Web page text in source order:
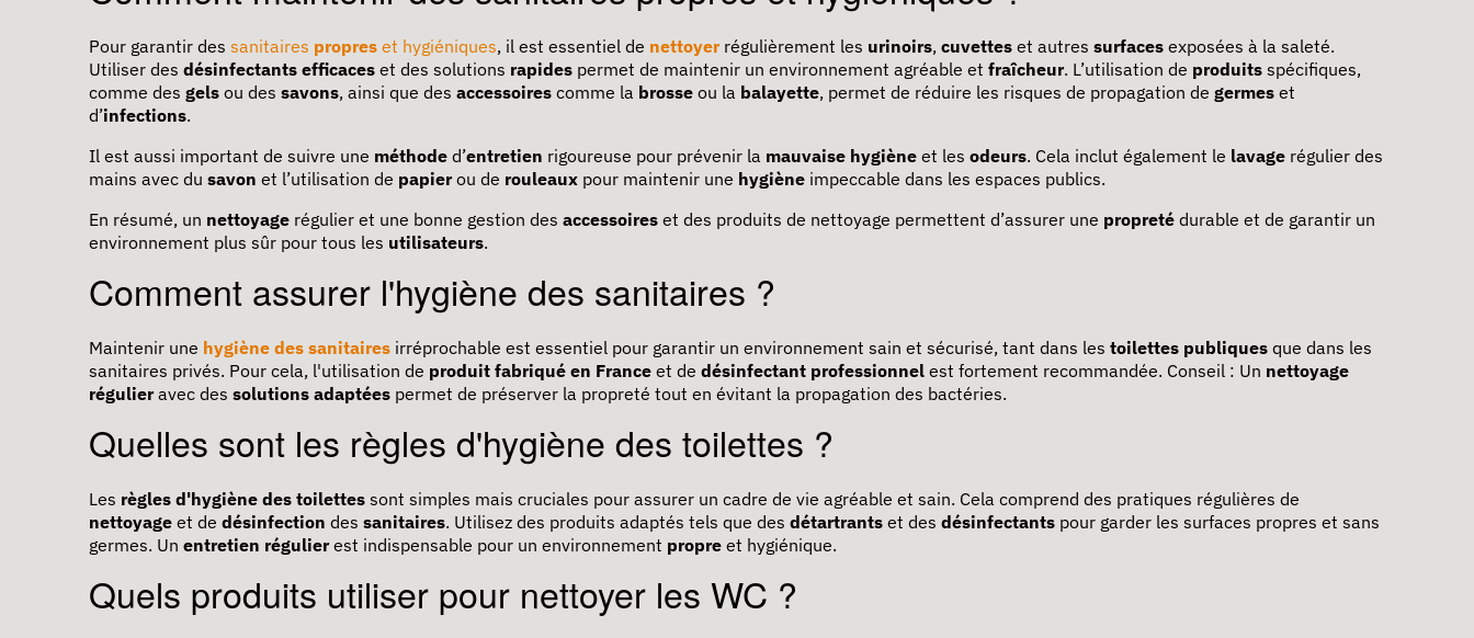
Pour garantir des sanitaires propres et hygiéniques, il est essentiel de nettoyerrégulièrement les urinoirs, cuvettes et autres surfaces exposées à la saleté.
Utiliser des désinfectants efficaces et des solutions rapides permet de maintenir un environnement agréable et fraîcheur. L’utilisation de produits spécifiques,
comme des gels ou des savons, ainsi que des accessoires comme la brosse ou la balayette, permet de réduire les risques de propagation de germes et
d’infections.
Il est aussi important de suivre une méthode d’entretien rigoureuse pour prévenir la mauvaise hygiène et les odeurs. Cela inclut également le lavage régulier des
mains avec du savon et l’utilisation de papierou de rouleaux pour maintenir une hygiène impeccable dans les espaces publics.
En résumé, un nettoyage régulier et une bonne gestion des accessoires et des produits de nettoyage permettent d’assurer une propreté durable et de garantir un
environnement plus sûr pour tous les utilisateurs.
Comment assurer l'hygiène des sanitaires ?
Maintenir une hygiène des sanitaires irréprochable est essentiel pour garantir un environnement sain et sécurisé, tant dans les toilettes publiques que dans les
sanitaires privés. Pour cela, l'utilisation de produit fabriqué en France et de désinfectant professionnel est fortement recommandée. Conseil : Un nettoyage
régulieravec des solutions adaptées permet de préserver la propreté tout en évitant la propagation des bactéries.
Quelles sont les règles d'hygiène des toilettes ?
Les règles d'hygiène des toilettes sont simples mais cruciales pour assurer un cadre de vie agréable et sain. Cela comprend des pratiques régulières de
nettoyage et de désinfection des sanitaires. Utilisez des produits adaptés tels que des détartrants et des désinfectants pour garder les surfaces propres et sans
germes. Un entretien régulierest indispensable pour un environnement propre et hygiénique.
Quels produits utiliser pour nettoyer les WC ?